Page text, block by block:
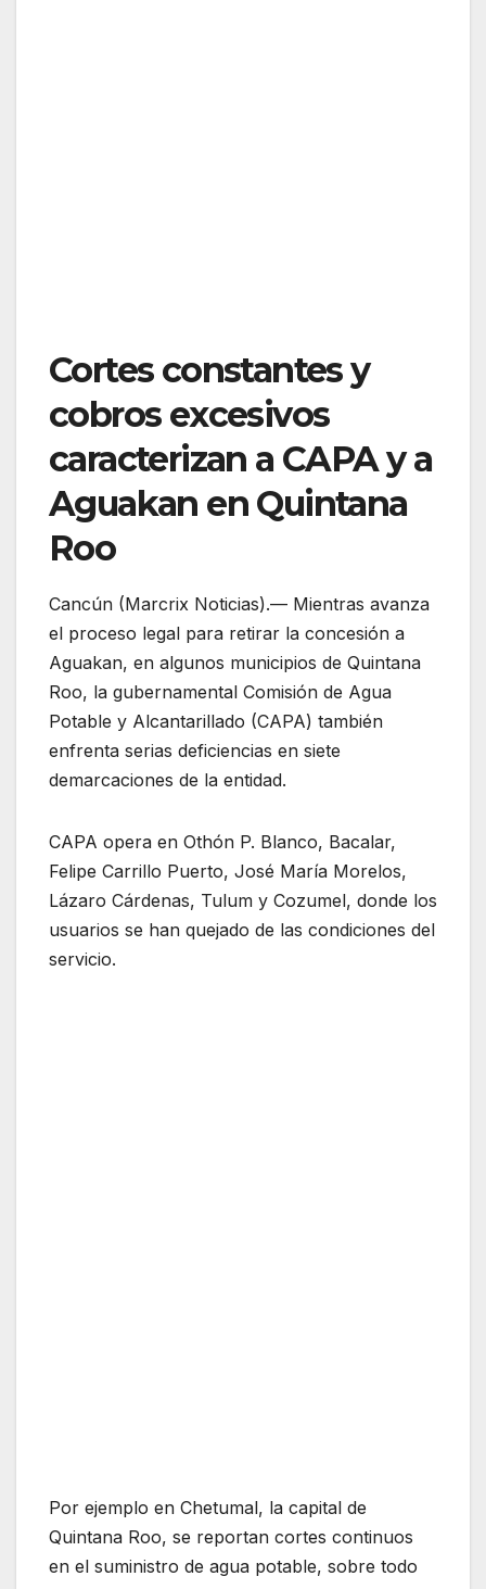
Cortes constantes y
cobros excesivos
caracterizan a CAPA y a
Aguakan en Quintana
Roo
Cancún (Marcrix Noticias).— Mientras avanza
el proceso legal para retirar la concesión a
Aguakan, en algunos municipios de Quintana
Roo, la gubernamental Comisión de Agua
Potable y Alcantarillado (CAPA) también
enfrenta serias deficiencias en siete
demarcaciones de la entidad.
CAPA opera en Othón P. Blanco, Bacalar,
Felipe Carrillo Puerto, José María Morelos,
Lázaro Cárdenas, Tulum y Cozumel, donde los
usuarios se han quejado de las condiciones del
servicio.
Por ejemplo en Chetumal, la capital de
Quintana Roo, se reportan cortes continuos
en el suministro de agua potable, sobre todo